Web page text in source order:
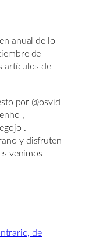
anual de lo
de
artículos de
por @osvid
,
.
y disfruten
venimos
de